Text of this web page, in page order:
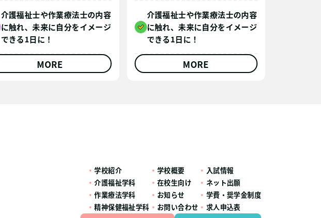
介護福祉士や作業療法士の内容
に触れ、未来に自分をイメージ
できる1日に！
MORE
介護福祉士や作業療法士の内容
に触れ、未来に自分をイメージ
できる1日に！
MORE
学校紹介
介護福祉学科
作業療法学科
精神保健福祉学科
学校概要
在校生向け
お知らせ
お問い合わせ
入試情報
ネット出願
学費・奨学金制度
求人申込表